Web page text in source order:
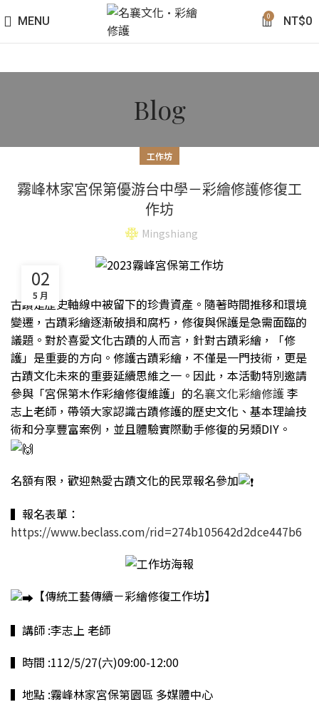
MENU 0 NT$0
Blog
工作坊
霧峰林家宮保第優游台中學－彩繪修護修復工
作坊
Mingshiang
02
5 月
古蹟是歷史軸線中被留下的珍貴資產。隨著時間推移和環境
變遷，古蹟彩繪逐漸破損和腐朽，修復與保護是急需面臨的
議題。對於喜愛文化古蹟的人而言，針對古蹟彩繪，「修
護」是重要的方向。修護古蹟彩繪，不僅是一門技術，更是
古蹟文化未來的重要延續思維之一。因此，本活動特別邀請
參與「宮保第木作彩繪修復維護」的名襄文化彩繪修護李
志上老師，帶領大家認識古蹟修護的歷史文化、基本理論技
術和分享豐富案例，並且體驗實際動手修復的另類DIY。
名額有限，歡迎熱愛古蹟文化的民眾報名參加
▍報名表單：
https://www.beclass.com/rid=274b105642d2dce447b6
【傳統工藝傳續－彩繪修復工作坊】
▍講師 :李志上 老師
▍時間 :112/5/27(六)09:00-12:00
▍地點 :霧峰林家宮保第園區 多媒體中心